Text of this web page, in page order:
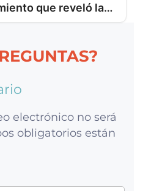
que reveló la
electrónico no será
obligatorios están